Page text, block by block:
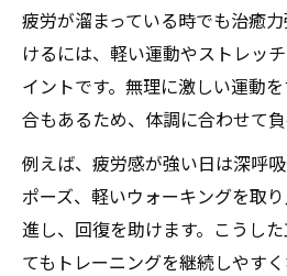
疲労が溜まっている時でも治癒
けるには、軽い運動やストレッ
イントです。無理に激しい運動
合もあるため、体調に合わせて
例えば、疲労感が強い日は深呼
ポーズ、軽いウォーキングを取
進し、回復を助けます。こうし
てもトレーニングを継続しやす